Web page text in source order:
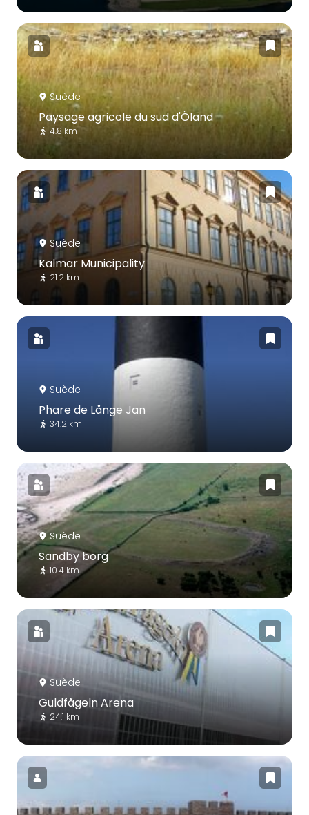
Suède
Paysage agricole du sud d'Öland
4.8 km
Suède
Kalmar Municipality
21.2 km
Suède
Phare de Långe Jan
34.2 km
Suède
Sandby borg
10.4 km
Suède
Guldfågeln Arena
24.1 km